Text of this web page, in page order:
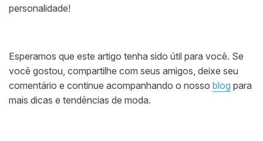
personalidade!
Esperamos que este artigo tenha sido útil para você. Se
você gostou, compartilhe com seus amigos, deixe seu
comentário e continue acompanhando o nosso blog para
mais dicas e tendências de moda.